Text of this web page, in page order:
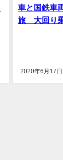
車と国鉄車
旅 大回り
2020年6月17日